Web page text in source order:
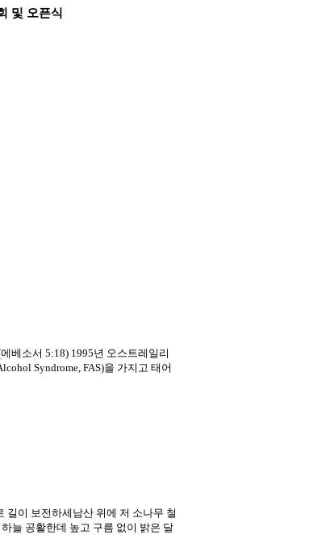
및 오픈식
베소서 5:18) 1995년 오스트레일리
Syndrome, FAS)을 가지고 태어
길이 보전하세남산 위에 저 소나무 철
늘 공활한데 높고 구름 없이 밝은 달